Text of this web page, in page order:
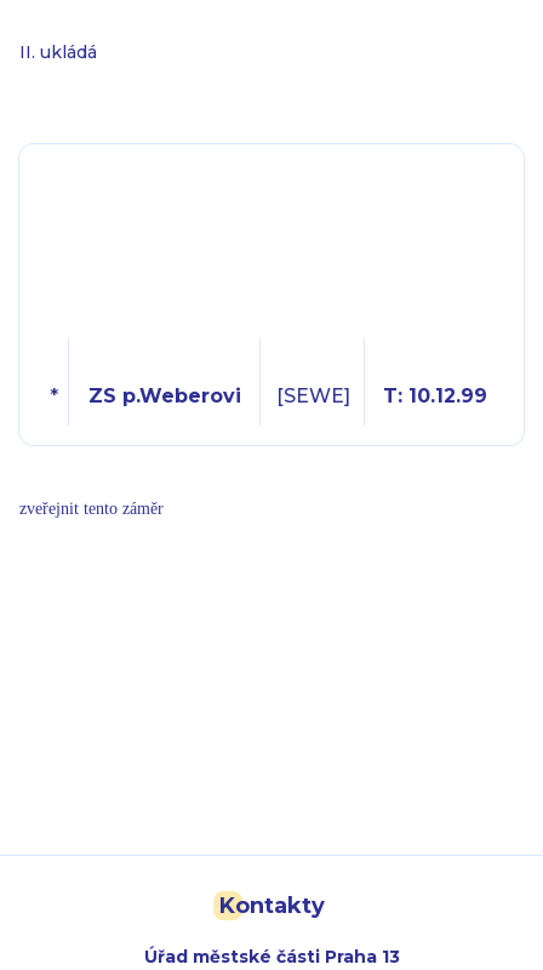
II. ukládá
* ZS p.Weberovi [SEWE] T: 10.12.99
zveřejnit tento záměr
Kontakty
Úřad městské části Praha 13